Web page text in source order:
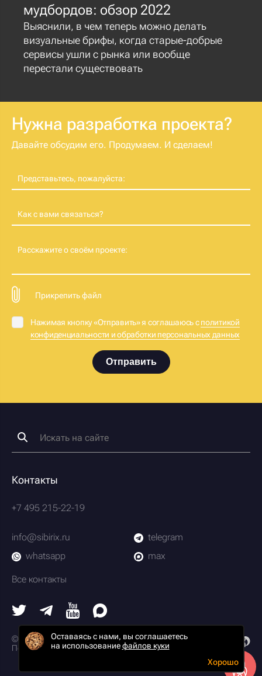
мудбордов: обзор 2022
Выяснили, в чем теперь можно делать
визуальные брифы, когда старые-добрые
сервисы ушли с рынка или вообще
перестали существовать
Нужна разработка проекта?
Давайте обсудим его. Продумаем. И сделаем!
Представьтесь, пожалуйста:
Как с вами связаться?
Расскажите о своём проекте:
Прикрепить файл
Нажимая кнопку «Отправить» я соглашаюсь сполитикой
конфиденциальности и обработки персональных данных
Отправить
Оставаясь с нами, вы соглашаетесь
на использованиефайлов куки
Хорошо
Контакты
+7 495 215-22-19
info@sibirix.ru
telegram
whatsapp
max
Все контакты
© 2003-2026 Scrum-студия Сибирикс
Политика конфиденциальности